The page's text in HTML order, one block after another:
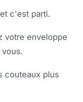
c'est parti.
votre enveloppe
couteaux plus